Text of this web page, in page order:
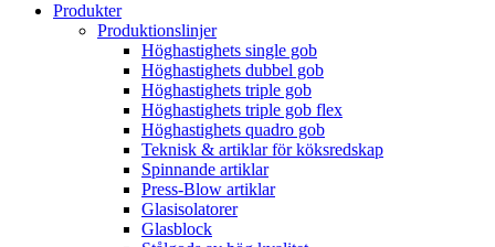
Produkter
Produktionslinjer
Höghastighets single gob
Höghastighets dubbel gob
Höghastighets triple gob
Höghastighets triple gob flex
Höghastighets quadro gob
Teknisk & artiklar för köksredskap
Spinnande artiklar
Press-Blow artiklar
Glasisolatorer
Glasblock